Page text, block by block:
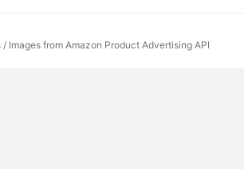
from Amazon Product Advertising API